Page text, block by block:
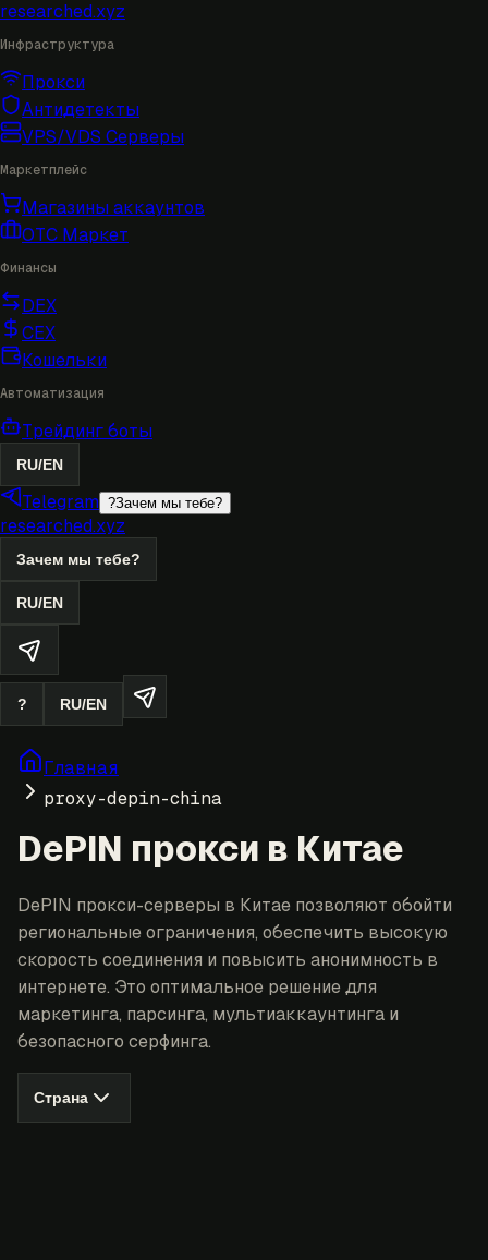
researched.xyz
Инфраструктура
Прокси
Антидетекты
VPS/VDS Серверы
Маркетплейс
Магазины аккаунтов
OTC Маркет
Финансы
DEX
CEX
Кошельки
Автоматизация
Трейдинг боты
RU/EN
Telegram ?Зачем мы тебе?
researched.xyz
Зачем мы тебе?
RU/EN
? RU/EN
Главная
proxy-depin-china
DePIN прокси в Китае
DePIN прокси-серверы в Китае позволяют обойти
региональные ограничения, обеспечить высокую
скорость соединения и повысить анонимность в
интернете. Это оптимальное решение для
маркетинга, парсинга, мультиаккаунтинга и
безопасного серфинга.
Страна